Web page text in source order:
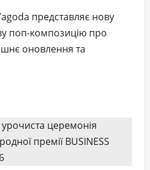
представляє нову
поп-композицію про
оновлення та